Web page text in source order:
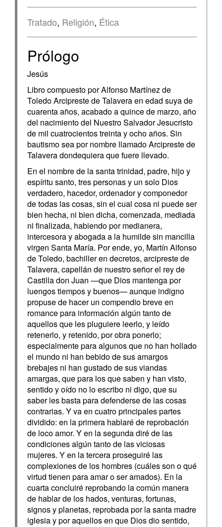
Tratado, Religión, Ética
Prólogo
Jesús
Libro compuesto por Alfonso Martínez de
Toledo Arcipreste de Talavera en edad suya de
cuarenta años, acabado a quince de marzo, año
del nacimiento del Nuestro Salvador Jesucristo
de mil cuatrocientos treinta y ocho años. Sin
bautismo sea por nombre llamado Arcipreste de
Talavera dondequiera que fuere llevado.
En el nombre de la santa trinidad, padre, hijo y
espíritu santo, tres personas y un solo Dios
verdadero, hacedor, ordenador y componedor
de todas las cosas, sin el cual cosa ni puede ser
bien hecha, ni bien dicha, comenzada, mediada
ni finalizada, habiendo por medianera,
intercesora y abogada a la humilde sin mancilla
virgen Santa María. Por ende, yo, Martín Alfonso
de Toledo, bachiller en decretos, arcipreste de
Talavera, capellán de nuestro señor el rey de
Castilla don Juan —que Dios mantenga por
luengos tiempos y buenos— aunque indigno
propuse de hacer un compendio breve en
romance para información algún tanto de
aquellos que les pluguiere leerlo, y leído
retenerlo, y retenido, por obra ponerlo;
especialmente para algunos que no han hollado
el mundo ni han bebido de sus amargos
brebajes ni han gustado de sus viandas
amargas, que para los que saben y han visto,
sentido y oído no lo escribo ni digo, que su
saber les basta para defenderse de las cosas
contrarias. Y va en cuatro principales partes
dividido: en la primera hablaré de reprobación
de loco amor. Y en la segunda diré de las
condiciones algún tanto de las viciosas
mujeres. Y en la tercera proseguiré las
complexiones de los hombres (cuáles son o qué
virtud tienen para amar o ser amados). En la
cuarta concluiré reprobando la común manera
de hablar de los hados, venturas, fortunas,
signos y planetas, reprobada por la santa madre
iglesia y por aquellos en que Dios dio sentido,